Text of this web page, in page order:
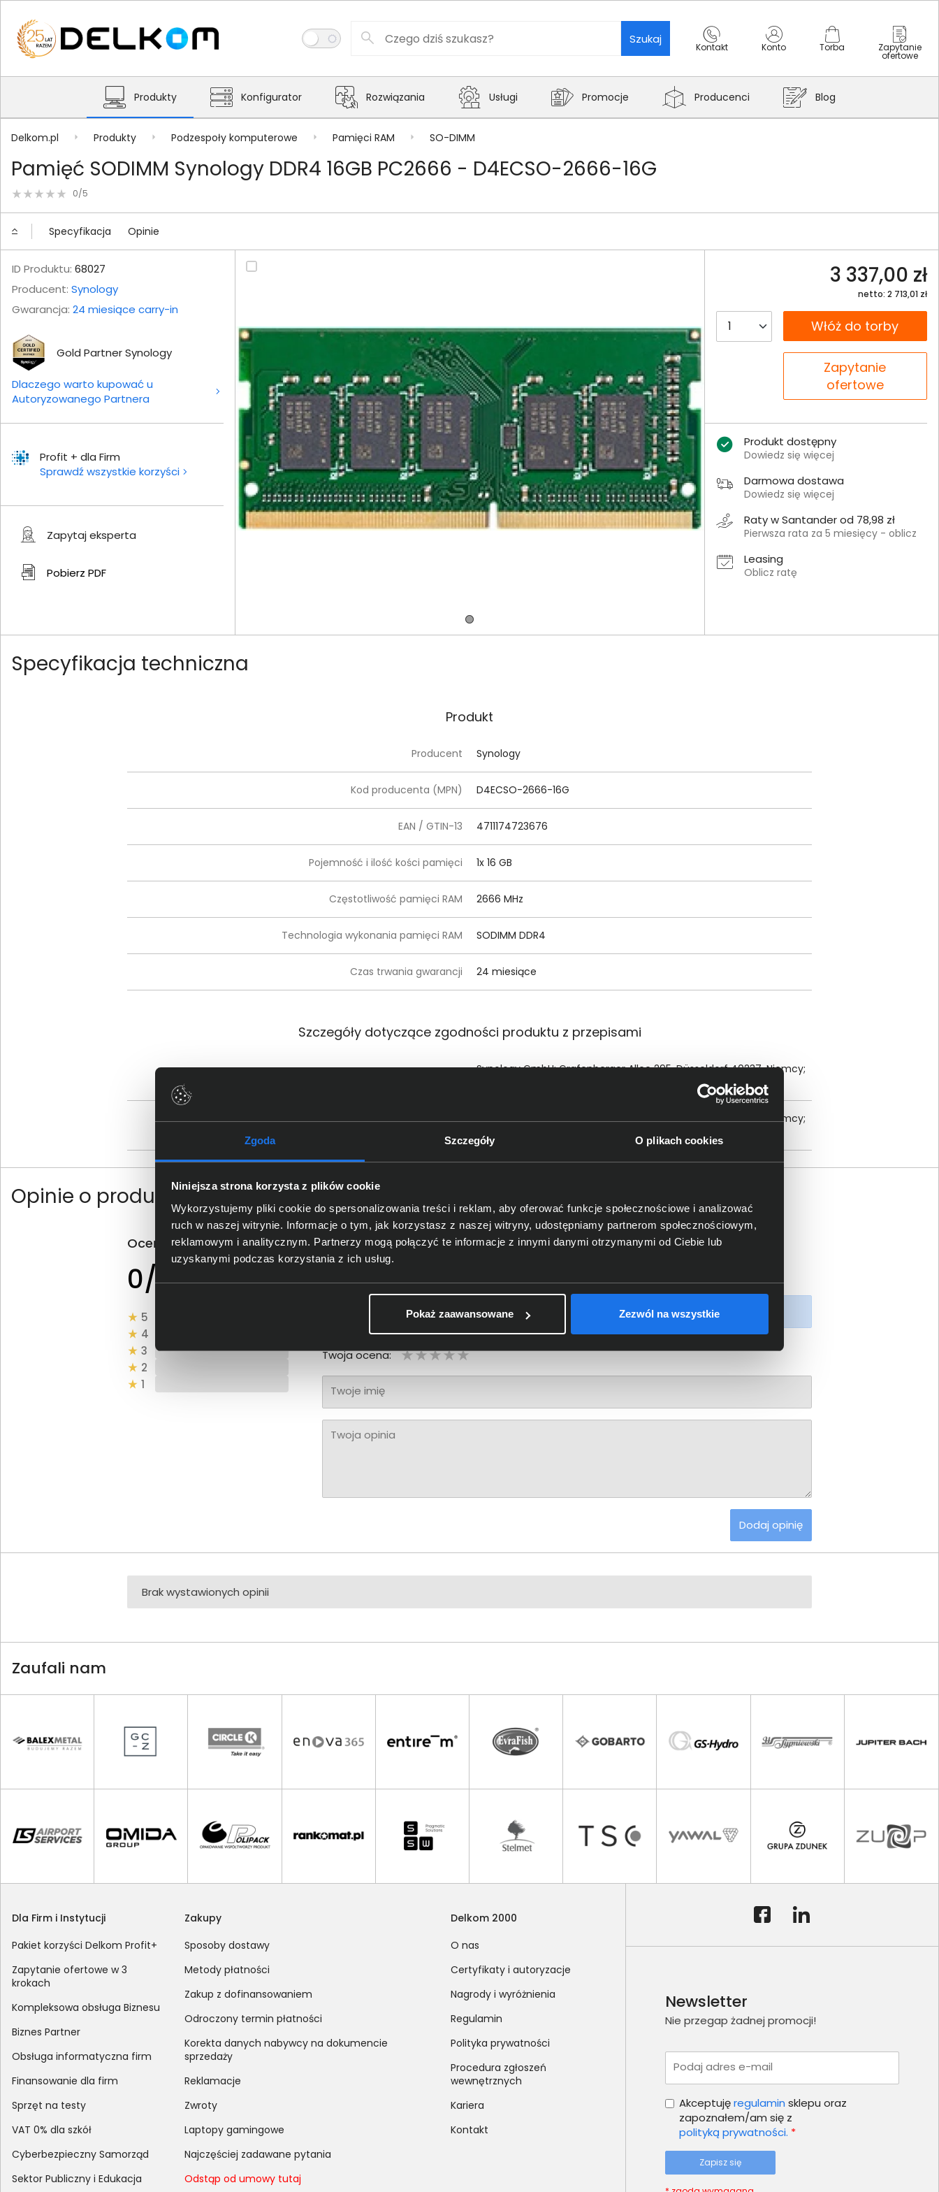
Zgoda Szczegóły O plikach cookies
Niniejsza strona korzysta z plików cookie
Wykorzystujemy pliki cookie do spersonalizowania treści i reklam, aby oferować funkcje społecznościowe i analizować
ruch w naszej witrynie. Informacje o tym, jak korzystasz z naszej witryny, udostępniamy partnerom społecznościowym,
reklamowym i analitycznym. Partnerzy mogą połączyć te informacje z innymi danymi otrzymanymi od Ciebie lub
uzyskanymi podczas korzystania z ich usług.
Pokaż zaawansowane Zezwól na wszystkie
Szukaj
Kontakt Konto Torba Zapytanie
ofertowe
Produkty Konfigurator Rozwiązania Usługi Promocje Producenci Blog
Delkom.pl Produkty Podzespoły komputerowe Pamięci RAM SO-DIMM
Pamięć SODIMM Synology DDR4 16GB PC2666 - D4ECSO-2666-16G
0/5
Specyfikacja Opinie
ID Produktu: 68027
Producent: Synology
Gwarancja: 24 miesiące carry-in
Gold Partner Synology
Dlaczego warto kupować u
Autoryzowanego Partnera
Profit + dla Firm
Sprawdź wszystkie korzyści
Zapytaj eksperta
Pobierz PDF
3 337,00 zł
netto: 2 713,01 zł
__B2C.PRODUCT.QUANTITY
__B2C.PRODUCT.QUANTITY
Włóż do torby
Zapytanie
ofertowe
Produkt dostępny
Dowiedz się więcej
Darmowa dostawa
Dowiedz się więcej
Raty w Santander od 78,98 zł
Pierwsza rata za 5 miesięcy - oblicz
Leasing
Oblicz ratę
Specyfikacja techniczna
Produkt
Producent Synology
Kod producenta (MPN) D4ECSO-2666-16G
EAN / GTIN-13 4711174723676
Pojemność i ilość kości pamięci 1x 16 GB
Częstotliwość pamięci RAM 2666 MHz
Technologia wykonania pamięci RAM SODIMM DDR4
Czas trwania gwarancji 24 miesiące
Szczegóły dotyczące zgodności produktu z przepisami
Synology GmbH; Grafenberger Allee 295, Düsseldorf 40237, Niemcy;
Osoba odpowiedzialna za produkt
Synology GmbH; Grafenberger Allee 295, Düsseldorf 40237, Niemcy;
Opinie o produkcie
Oceń produkt
0/5 0 - ilość opinii o
5
4
3
2
1
Bądź pierwszy! - zaloguj się na swoje konto i oceń zakupiony produkt.
Twoja ocena:
Twoje imię
Twoja opinia
Dodaj opinię
Brak wystawionych opinii
Zaufali nam
Dla Firm i Instytucji
Pakiet korzyści Delkom Profit+
Zapytanie ofertowe w 3
krokach
Kompleksowa obsługa Biznesu
Biznes Partner
Obsługa informatyczna firm
Finansowanie dla firm
Sprzęt na testy
VAT 0% dla szkół
Cyberbezpieczny Samorząd
Sektor Publiczny i Edukacja
Zakupy
Sposoby dostawy
Metody płatności
Zakup z dofinansowaniem
Odroczony termin płatności
Korekta danych nabywcy na dokumencie
sprzedaży
Reklamacje
Zwroty
Laptopy gamingowe
Najczęściej zadawane pytania
Odstąp od umowy tutaj
Delkom 2000
O nas
Certyfikaty i autoryzacje
Nagrody i wyróżnienia
Regulamin
Polityka prywatności
Procedura zgłoszeń
wewnętrznych
Kariera
Kontakt
Newsletter
Nie przegap żadnej promocji!
Podaj adres e-mail
Akceptujęregulamin sklepu oraz
zapoznałem/am się z
polityką prywatności. *
Zapisz się